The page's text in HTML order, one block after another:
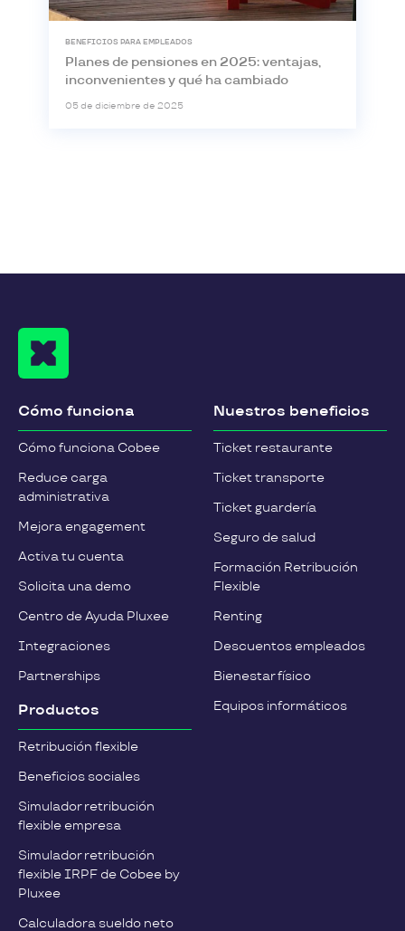
BENEFICIOS PARA EMPLEADOS
Planes de pensiones en 2025: ventajas,
inconvenientes y qué ha cambiado
05 de diciembre de 2025
Cómo funciona
Cómo funciona Cobee
Reduce carga
administrativa
Mejora engagement
Activa tu cuenta
Solicita una demo
Centro de Ayuda Pluxee
Integraciones
Partnerships
Productos
Retribución flexible
Beneficios sociales
Simulador retribución
flexible empresa
Simulador retribución
flexible IRPF de Cobee by
Pluxee
Calculadora sueldo neto
Nuestros beneficios
Ticket restaurante
Ticket transporte
Ticket guardería
Seguro de salud
Formación Retribución
Flexible
Renting
Descuentos empleados
Bienestar físico
Equipos informáticos